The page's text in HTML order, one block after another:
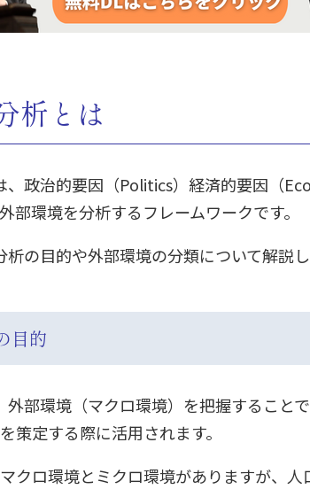
析とは
、政治的要因（Politics）経済的要因（
部環境を分析するフレームワークです。
析の目的や外部環境の分類について解説し
目的
外部環境（マクロ環境）を把握すること
策定する際に活用されます。
クロ環境とミクロ環境がありますが、